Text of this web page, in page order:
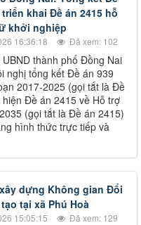
khai Đề án 2415 hỗ
khởi nghiệp
16:36:18 Đã xem: 102
thành phố Đồng Nai
nghị tổng kết Đề án 939
2017-2025 (gọi tắt là Đề
Đề án 2415 về Hỗ trợ
(gọi tắt là Đề án 2415)
hình thức trực tiếp và
dựng Không gian Đổi
tại xã Phú Hoà
15:05:15 Đã xem: 129